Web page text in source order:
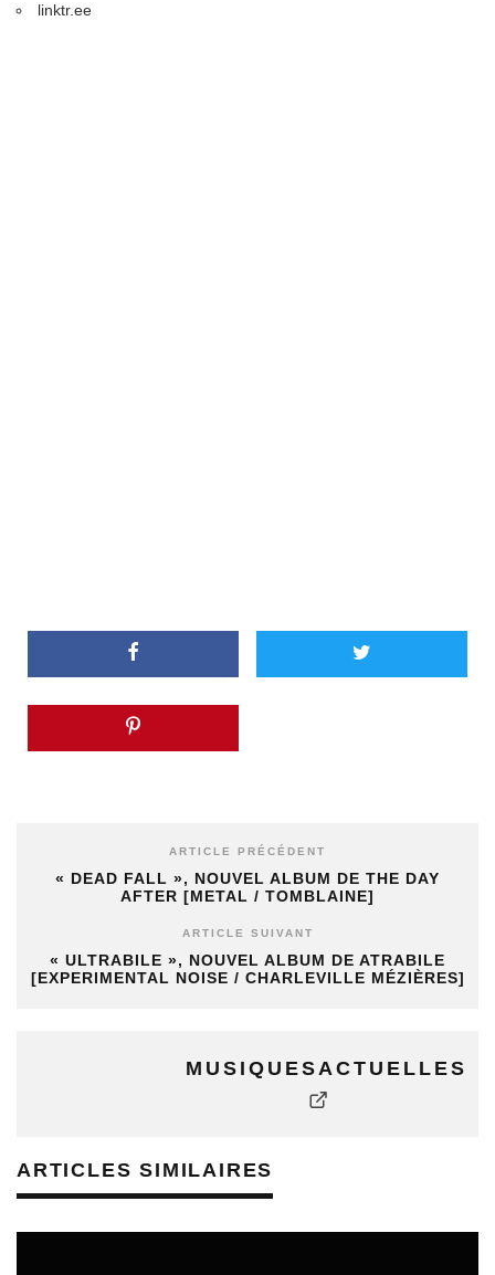
linktr.ee
ARTICLE PRÉCÉDENT
« DEAD FALL », NOUVEL ALBUM DE THE DAY
AFTER [METAL / TOMBLAINE]
ARTICLE SUIVANT
« ULTRABILE », NOUVEL ALBUM DE ATRABILE
[EXPERIMENTAL NOISE / CHARLEVILLE MÉZIÈRES]
MUSIQUESACTUELLES
ARTICLES SIMILAIRES